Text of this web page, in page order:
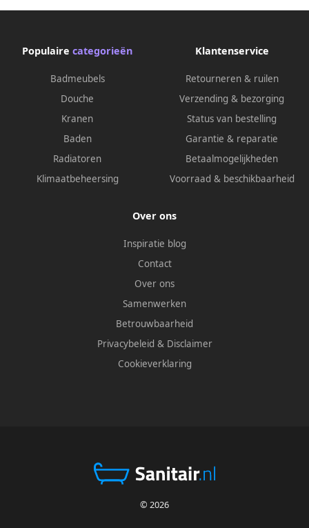
Populaire categorieën
Badmeubels
Douche
Kranen
Baden
Radiatoren
Klimaatbeheersing
Klantenservice
Retourneren & ruilen
Verzending & bezorging
Status van bestelling
Garantie & reparatie
Betaalmogelijkheden
Voorraad & beschikbaarheid
Over ons
Inspiratie blog
Contact
Over ons
Samenwerken
Betrouwbaarheid
Privacybeleid & Disclaimer
Cookieverklaring
© 2026